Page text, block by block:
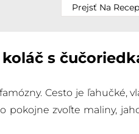
Prejsť Na
s
Cesto je ľahučké,
pokojne zvoľte maliny,